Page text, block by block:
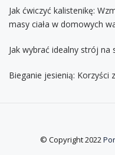
Jak ćwiczyć kalistenikę:
masy ciała w domowych
Jak wybrać idealny strój na
Bieganie jesienią:
© Copyright 2022